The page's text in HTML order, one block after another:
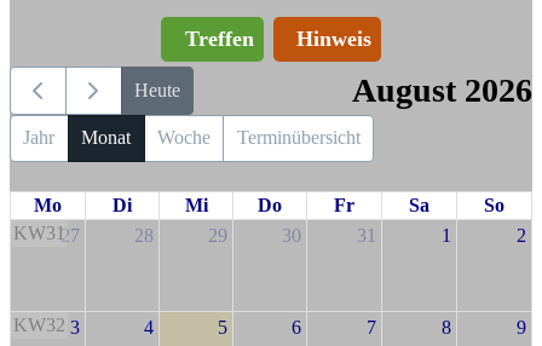
Treffen Hinweis
Heute August 2026
Jahr Monat Woche Terminübersicht
Mo Di Mi Do Fr Sa
So
KW3127 28 29 30 31 1 2
KW32 3 4 5 6 7 8 9